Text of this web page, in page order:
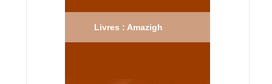
Livres : Amazigh